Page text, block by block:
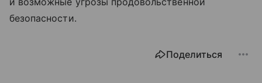
безопасности.
Поделиться